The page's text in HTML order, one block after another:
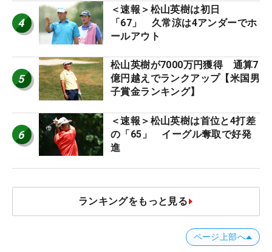
4
＜速報＞松山英樹は初日
「67」 久常涼は4アンダーでホ
ールアウト
5
松山英樹が7000万円獲得 通算7
億円越えでランクアップ【米国男
子賞金ランキング】
6
＜速報＞松山英樹は首位と4打差
の「65」 イーグル奪取で好発
進
ランキングをもっと見る
ページ上部へ